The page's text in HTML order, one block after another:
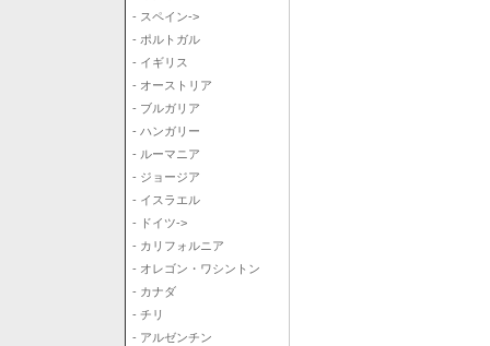
- スペイン->
- ポルトガル
- イギリス
- オーストリア
- ブルガリア
- ハンガリー
- ルーマニア
- ジョージア
- イスラエル
- ドイツ->
- カリフォルニア
- オレゴン・ワシントン
- カナダ
- チリ
- アルゼンチン